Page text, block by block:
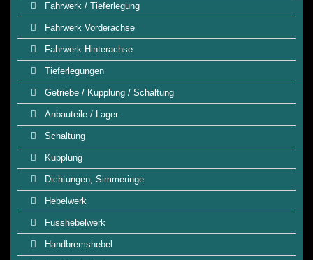
Fahrwerk / Tieferlegung
Fahrwerk Vorderachse
Fahrwerk Hinterachse
Tieferlegungen
Getriebe / Kupplung / Schaltung
Anbauteile / Lager
Schaltung
Kupplung
Dichtungen, Simmeringe
Hebelwerk
Fusshebelwerk
Handbremshebel